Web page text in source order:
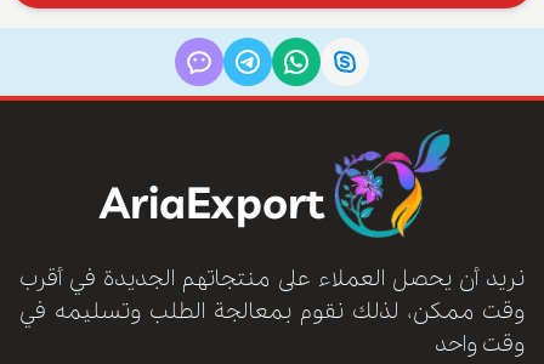
AriaExport
نريد أن يحصل العملاء على منتجاتهم الجديدة في أقرب
وقت ممكن، لذلك نقوم بمعالجة الطلب وتسليمه في
وقت واحد